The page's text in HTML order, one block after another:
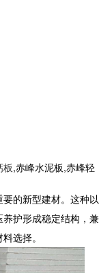
,赤峰水泥板,赤峰轻
要的新型建材。这种以
护形成稳定结构，兼
选择。